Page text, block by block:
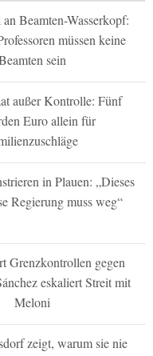
Beamten-Wasserkopf:
müssen keine
sein
außer Kontrolle: Fünf
Euro allein für
in Plauen: „Dieses
Regierung muss weg“
Grenzkontrollen gegen
eskaliert Streit mit
Meloni
zeigt, warum sie nie